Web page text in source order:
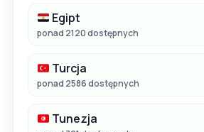
Egipt
ponad 2120 dostępnych
Turcja
ponad 2586 dostępnych
Tunezja